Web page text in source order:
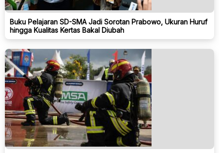
Buku Pelajaran SD-SMA Jadi Sorotan Prabowo, Ukuran Huruf
hingga Kualitas Kertas Bakal Diubah